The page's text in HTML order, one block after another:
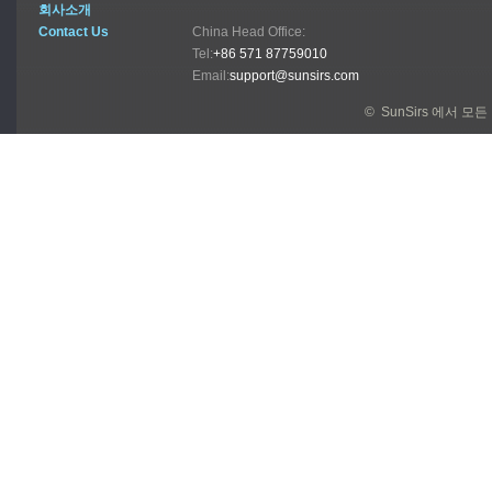
회사소개
Contact Us
China Head Office:
Tel:+86 571 87759010
Email:support@sunsirs.com
© SunSirs 에서 모